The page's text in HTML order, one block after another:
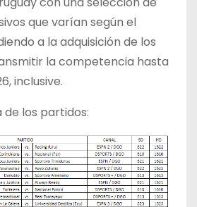
que varían según el
a la adquisición de los
la competencia hasta
inclusive.
los partidos: